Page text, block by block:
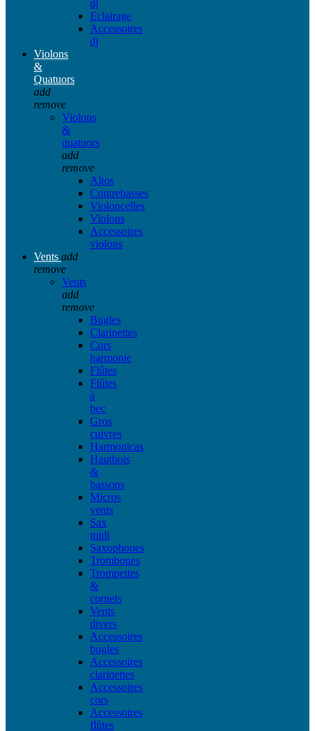
dj
Eclairage
Accessoires
dj
Violons
&
Quatuors
add
remove
Violons
&
quatuors
add
remove
Altos
Contrebasses
Violoncelles
Violons
Accessoires
violons
Vents add
remove
Vents
add
remove
Bugles
Clarinettes
Cors
harmonie
Flûtes
Flûtes
à
bec
Gros
cuivres
Harmonicas
Hautbois
&
bassons
Micros
vents
Sax
midi
Saxophones
Trombones
Trompettes
&
cornets
Vents
divers
Accessoires
bugles
Accessoires
clarinettes
Accessoires
cors
Accessoires
flûtes